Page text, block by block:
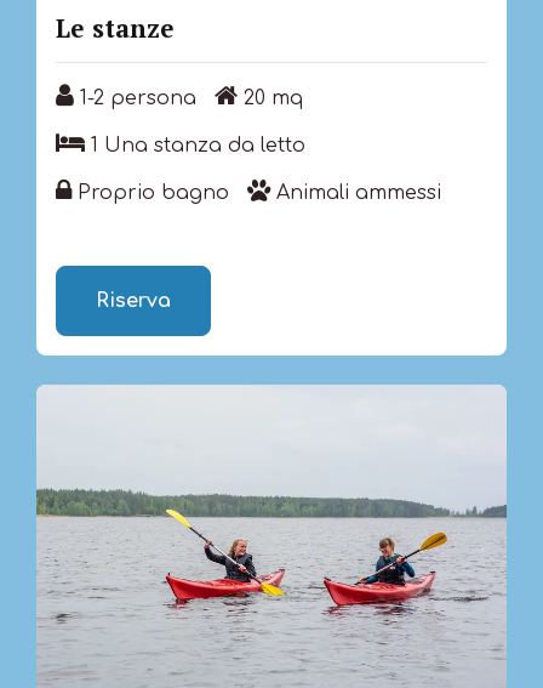
Le stanze
1-2 persona
1-2 persona 20 mq
20 mq
1 Una stanza da letto
1 Una stanza da letto
Proprio bagno
Proprio bagno Animali ammessi
Animali ammessi
Riserva